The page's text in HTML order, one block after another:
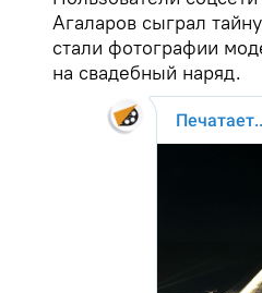
Агаларов сыграл
стали фотографии
на свадебный наряд.